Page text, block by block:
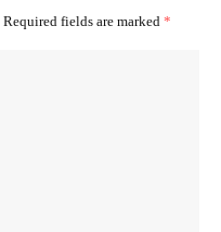
Required fields are marked *